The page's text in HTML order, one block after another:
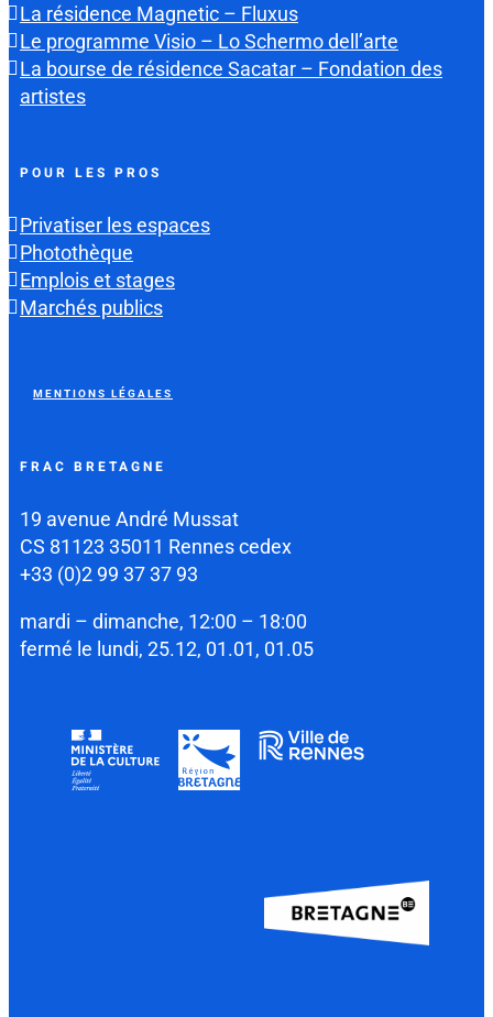
La résidence Magnetic – Fluxus
Le programme Visio – Lo Schermo dell’arte
La bourse de résidence Sacatar – Fondation des
artistes
POUR LES PROS
Privatiser les espaces
Photothèque
Emplois et stages
Marchés publics
MENTIONS LÉGALES
FRAC BRETAGNE
19 avenue André Mussat
CS 81123 35011 Rennes cedex
+33 (0)2 99 37 37 93
mardi – dimanche, 12:00 – 18:00
fermé le lundi, 25.12, 01.01, 01.05